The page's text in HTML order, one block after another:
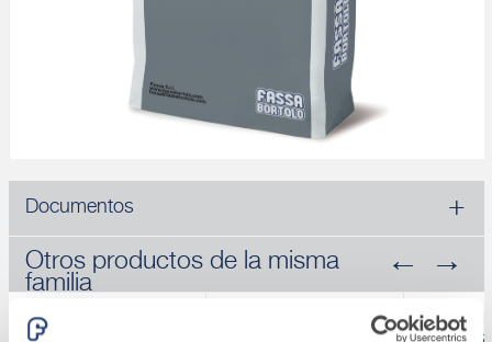
Documentos
Otros productos de la misma
familia
GEOACTIVE R4 10